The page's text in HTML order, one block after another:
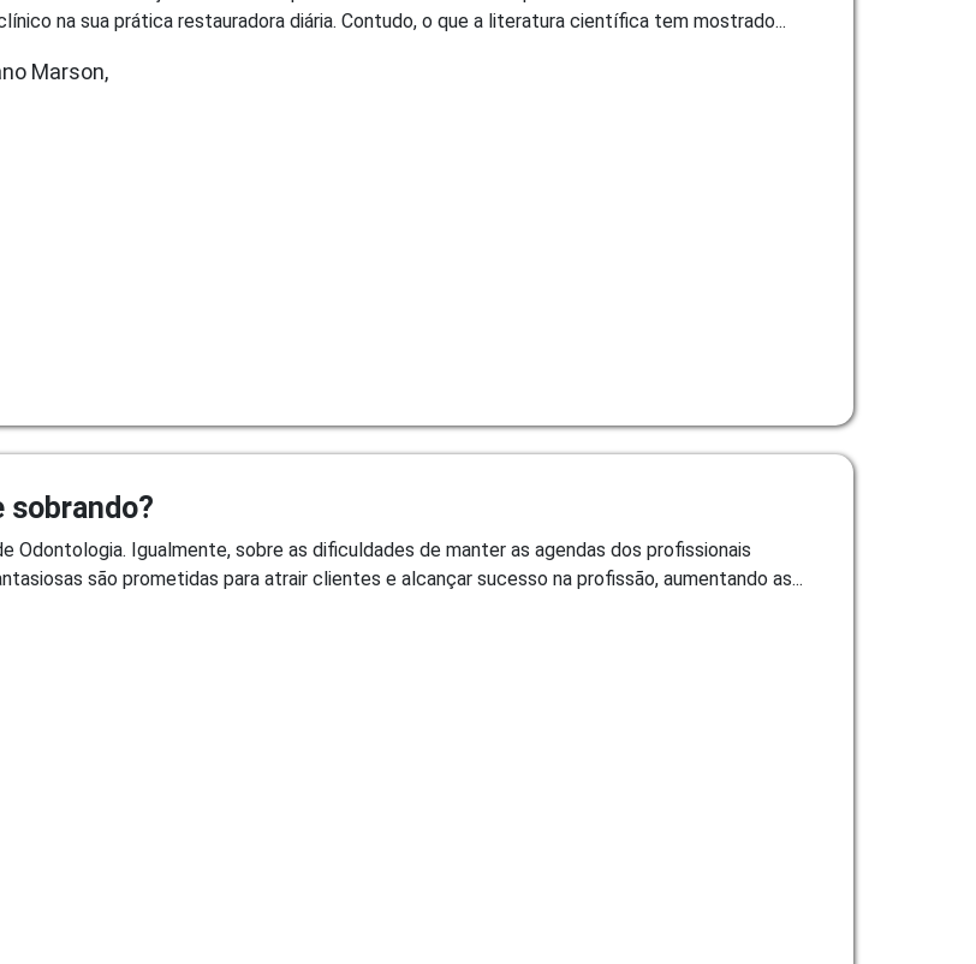
na sua prática restauradora diária. Contudo, o que a literatura científica tem mostrado...
Marson,
sobrando?
Igualmente, sobre as dificuldades de manter as agendas dos profissionais
são prometidas para atrair clientes e alcançar sucesso na profissão, aumentando as...